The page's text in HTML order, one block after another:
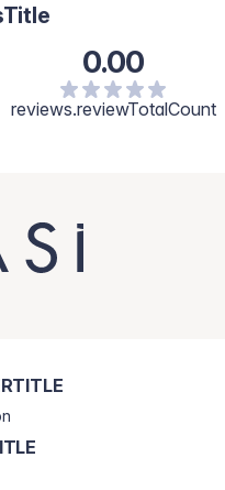
0.00
reviews.reviewTotalCount